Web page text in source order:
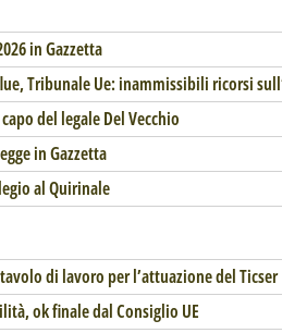
in Gazzetta
Tribunale Ue: inammissibili ricorsi
del legale Del Vecchio
in Gazzetta
al Quirinale
di lavoro per l’attuazione del Ticser
ok finale dal Consiglio UE